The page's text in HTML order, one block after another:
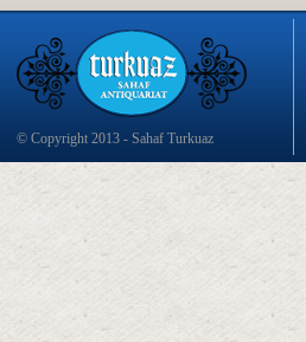
© Copyright 2013 - Sahaf Turkuaz